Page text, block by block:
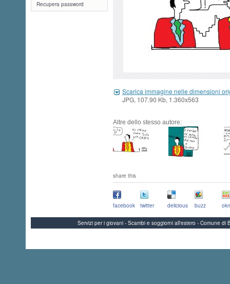
Recupera password
Scarica immagine nelle dimensioni
JPG, 107.90 Kb, 1.360x563
Altre dello stesso autore:
share this
facebook twitter delicious buzz
Servizi per i giovani - Scambi e soggiorni all'estero - Comune